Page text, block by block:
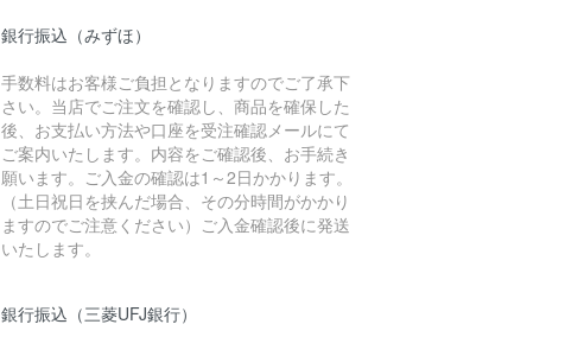
銀行振込（みずほ）
手数料はお客様ご負担となりますのでご了承下
さい。当店でご注文を確認し、商品を確保した
後、お支払い方法や口座を受注確認メールにて
ご案内いたします。内容をご確認後、お手続き
願います。ご入金の確認は1～2日かかります。
（土日祝日を挟んだ場合、その分時間がかかり
ますのでご注意ください）ご入金確認後に発送
いたします。
銀行振込（三菱UFJ銀行）